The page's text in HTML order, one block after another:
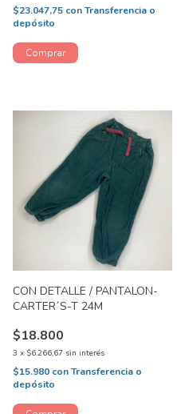
$23.047,75 conTransferencia o
depósito
CON DETALLE / PANTALON-
CARTER´S-T 24M
$18.800
3 x $6.266,67 sin interés
$15.980 conTransferencia o
depósito